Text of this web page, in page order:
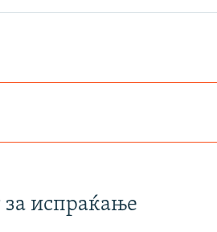
за испраќање